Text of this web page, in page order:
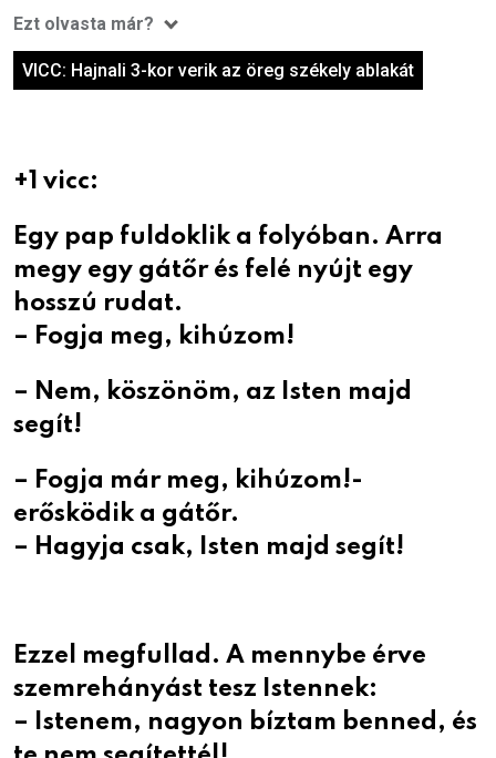
Ezt olvasta már?
VICC: Hajnali 3-kor verik az öreg székely ablakát
+1 vicc:
Egy pap fuldoklik a folyóban. Arra
megy egy gátőr és felé nyújt egy
hosszú rudat.
– Fogja meg, kihúzom!
– Nem, köszönöm, az Isten majd
segít!
– Fogja már meg, kihúzom!-
erősködik a gátőr.
– Hagyja csak, Isten majd segít!
Ezzel megfullad. A mennybe érve
szemrehányást tesz Istennek:
– Istenem, nagyon bíztam benned, és